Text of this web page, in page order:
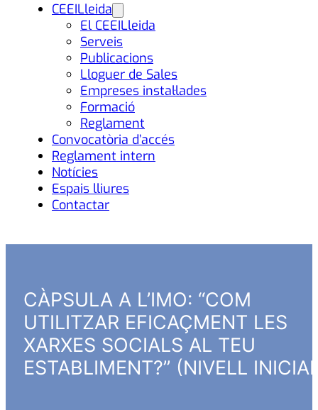
CEEILleida
El CEEILleida
Serveis
Publicacions
Lloguer de Sales
Empreses instal·lades
Formació
Reglament
Convocatòria d’accés
Reglament intern
Notícies
Espais lliures
Contactar
CÀPSULA A L’IMO: “COM
UTILITZAR EFICAÇMENT LES
XARXES SOCIALS AL TEU
ESTABLIMENT?” (NIVELL